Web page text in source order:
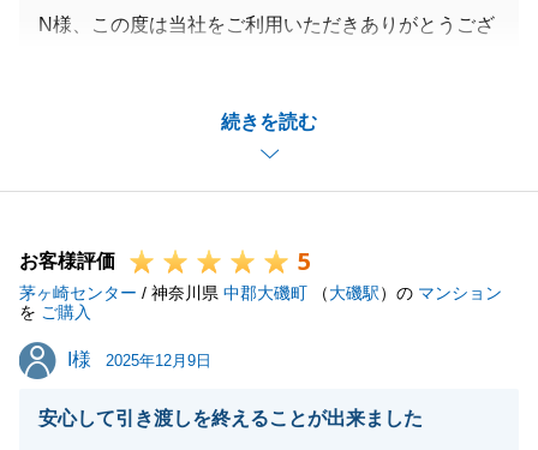
続きを読む
N様、この度は当社をご利用いただきありがとうござ
とができて良かったです。
リフォームの完成も楽しみです。時間がまだまだかか
るかと存じます、
不動産に関して何か不明点等ございましたらお申し付
けください。
今後ともよろしくお願いいたします。
閉じる
お客様評価 5
茅ヶ崎センター / 神奈川県 中郡大磯町 （大磯駅）の マンション
を ご購入
I様
I様 2025年12月9日
安心して引き渡しを終えることが出来ました